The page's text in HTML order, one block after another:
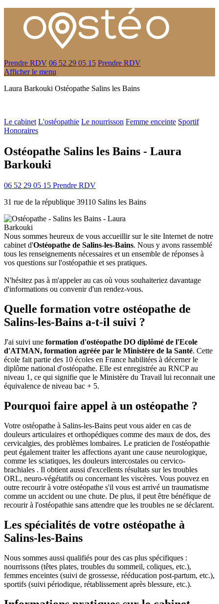
Prendre RDV 06 52 29 05 15 Prendre RDV
Afficher le menu
Laura Barkouki Ostéopathe Salins les Bains
Le cabinet L'ostéopathie Le nourrisson Femme enceinte Sportif
Honoraires
Ostéopathe Salins les Bains - Laura
Barkouki
06 52 29 05 15 Prendre RDV
31 rue de la république 39110 Salins les Bains
Nous sommes heureux de vous accueillir sur le site Internet de notre
cabinet d'Ostéopathe de Salins-les-Bains. Nous y avons rassemblé
tous les renseignements nécessaires et un ensemble de réponses à
vos questions sur l'ostéopathie et ses pratiques.
N'hésitez pas à m'appeler au cas où vous souhaiteriez davantage
d'informations ou convenir d'un rendez-vous.
Quelle formation votre ostéopathe de
Salins-les-Bains a-t-il suivi ?
J'ai suivi une formation d'ostéopathe DO diplômé de l'Ecole
d'ATMAN, formation agréée par le Ministère de la Santé. Cette
école fait partie des 10 écoles en France habilitées à décerner le
diplôme national d'ostéopathe. Elle est enregistrée au RNCP au
niveau 1, ce qui signifie que le Ministère du Travail lui reconnait une
équivalence de niveau bac + 5.
Pourquoi faire appel à un ostéopathe ?
Votre ostéopathe à Salins-les-Bains peut vous aider en cas de
douleurs articulaires et orthopédiques comme des maux de dos, des
cervicalgies, des problèmes lombaires. Le praticien de l'ostéopathie
peut également traiter les affections ayant une cause neurologique,
comme les sciatiques, les douleurs intercostales ou cervico-
brachiales . Il obtient aussi d'excellents résultats sur les troubles
ORL, neuro-végétatifs ou concernant les viscères. Vous pouvez en
outre recourir à votre ostéopathe s'il vous est arrivé un traumatisme
comme un accident ou une chute. De plus, il peut être bénéfique de
recourir à l'ostéopathie sans attendre que les troubles ne se déclarent.
Les spécialités de votre ostéopathe à
Salins-les-Bains
Nous sommes aussi qualifiés pour des cas plus spécifiques :
nourrissons (têtes plates, troubles du sommeil, coliques, etc.),
femmes enceintes (suivi de grossesse, rééducation post-partum, etc.),
sportifs (suivi périodique, rétablissement après blessure, etc.).